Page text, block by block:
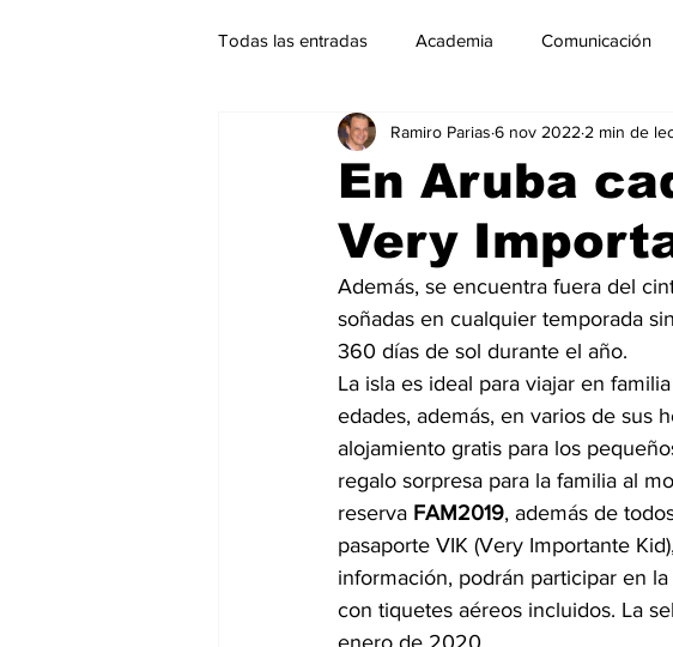
Todas las entradas Academia Comunicación
Marketing Marketing Digital Negocios
Social Media Marketing Turismo On line
Dispositivos Eventos e-commerce
Sostenibilidad salud
En Aruba
Very
Ramiro Parias 6 nov 2022 2 min de
Además, se encuentra fuera del
soñadas en cualquier temporada
360 días de sol durante el año.
La isla es ideal para viajar en
edades, además, en varios de sus
alojamiento gratis para los
regalo sorpresa para la familia al
reserva FAM2019, además de
pasaporte VIK (Very Importante
información, podrán participar en
con tiquetes aéreos incluidos. La
enero de 2020.